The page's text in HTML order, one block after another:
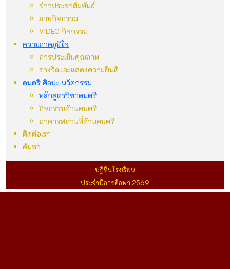
ข่าวประชาสัมพันธ์
ภาพกิจกรรม
VIDEO กิจกรรม
ความภาคภูมิใจ
การประเมินคุณภาพ
รางวัลและแสดงความยินดี
ดนตรี ศิลปะ นวัตกรรม
หลักสูตรวิชาดนตรี
กิจกรรมด้านดนตรี
อาคารสถานที่ด้านดนตรี
ติดต่อเรา
ค้นหา
ปฏิทินโรงเรียน
ประจำปีการศึกษา 2569